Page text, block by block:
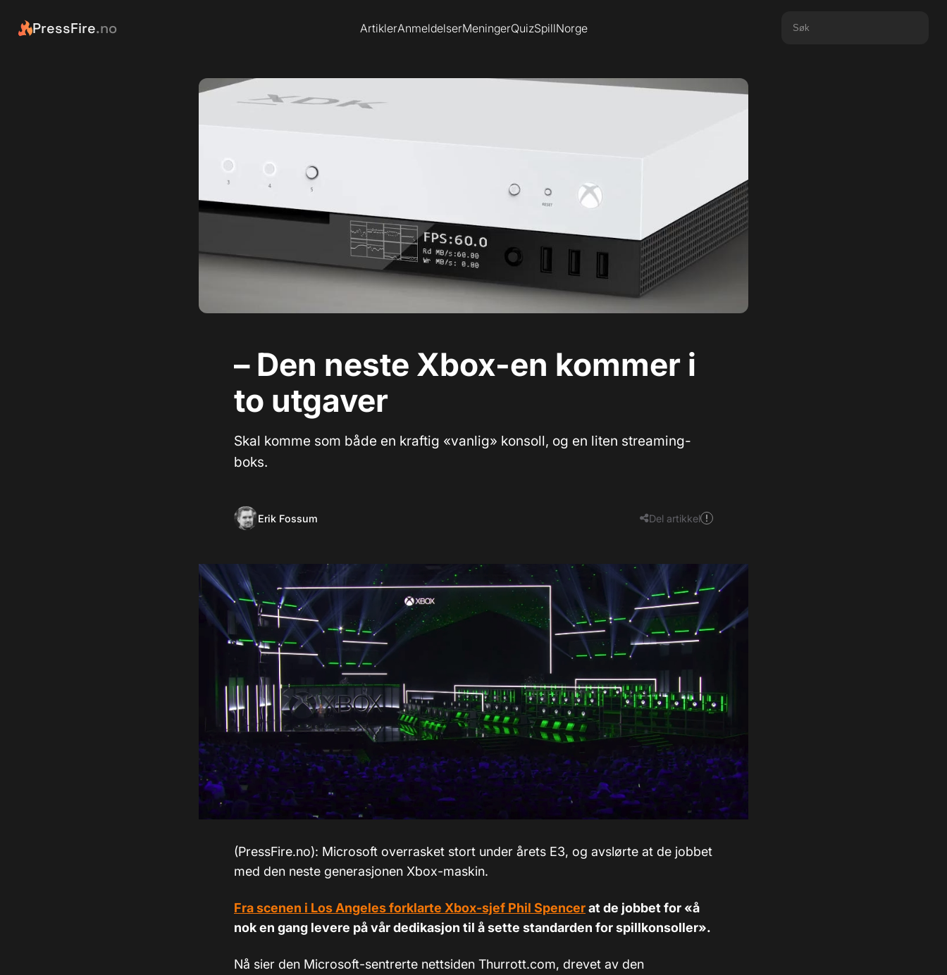
PressFire.no ArtiklerAnmeldelserMeningerQuizSpillNorge
– Den neste Xbox-en kommer i
to utgaver
Skal komme som både en kraftig «vanlig» konsoll, og en liten streaming-
boks.
Erik Fossum Del artikkel
(PressFire.no): Microsoft overrasket stort under årets E3, og avslørte at de jobbet
med den neste generasjonen Xbox-maskin.
Fra scenen i Los Angeles forklarte Xbox-sjef Phil Spencerat de jobbet for «å
nok en gang levere på vår dedikasjon til å sette standarden for spillkonsoller».
Nå sier den Microsoft-sentrerte nettsiden Thurrott.com, drevet av den